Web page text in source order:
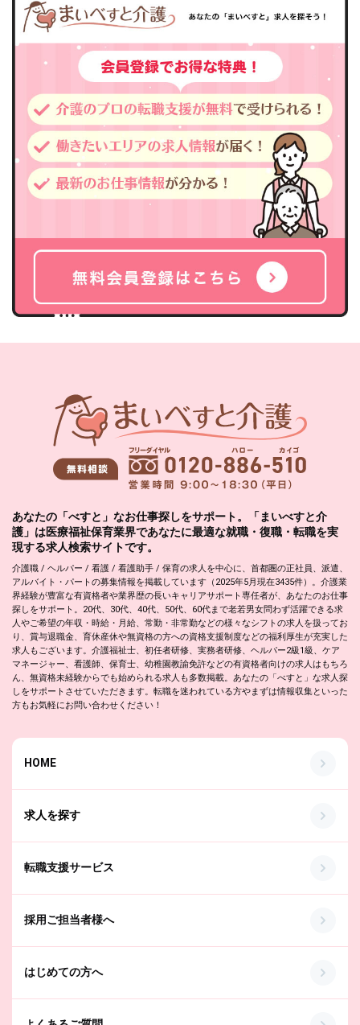
あなたの「べすと」なお仕事探しをサポート。「まいべすと介
護」は医療福祉保育業界であなたに最適な就職・復職・転職を実
現する求人検索サイトです。
介護職 / ヘルパー / 看護 / 看護助手 / 保育の求人を中心に、首都圏の正社員、派遣、
アルバイト・パートの募集情報を掲載しています（2025年5月現在3435件）。介護業
界経験が豊富な有資格者や業界歴の長いキャリアサポート専任者が、あなたのお仕事
探しをサポート。20代、30代、40代、50代、60代まで老若男女問わず活躍できる求
人やご希望の年収・時給・月給、常勤・非常勤などの様々なシフトの求人を扱ってお
り、賞与退職金、育休産休や無資格の方への資格支援制度などの福利厚生が充実した
求人もございます。介護福祉士、初任者研修、実務者研修、ヘルパー2級1級、ケア
マネージャー、看護師、保育士、幼稚園教諭免許などの有資格者向けの求人はもちろ
ん、無資格未経験からでも始められる求人も多数掲載。あなたの「べすと」な求人探
しをサポートさせていただきます。転職を迷われている方やまずは情報収集といった
方もお気軽にお問い合わせください！
HOME
求人を探す
転職支援サービス
採用ご担当者様へ
はじめての方へ